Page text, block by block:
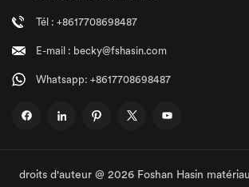
Tél : +8617708698487
E-mail : becky@fshasin.com
Whatsapp: +8617708698487
droits d'auteur @ 2026 Foshan Hasin